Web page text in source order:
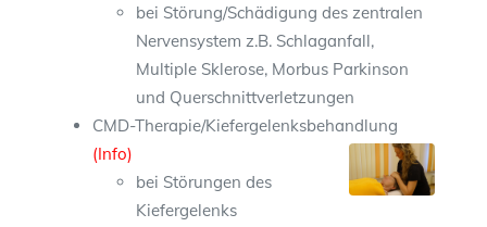
bei Störung/Schädigung des zentralen
Nervensystem z.B. Schlaganfall,
Multiple Sklerose, Morbus Parkinson
und Querschnittverletzungen
CMD-Therapie/Kiefergelenksbehandlung
(Info)
bei Störungen des
Kiefergelenks